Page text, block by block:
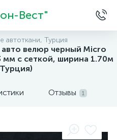
Вест"
автоткани, Турция
велюр черный Micro
мм с сеткой, ширина 1.70м
Отзывы 1